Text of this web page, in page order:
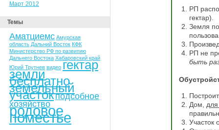
Март 2012
Темы
Аматциемс Амурская
область Дальний Восток КФК
Министерство РФ по развитию
Дальнего Востока Хабаровский край
Юрий Трутнев видео гектар
земли
бесплатно
земельный
участокподсобное
хозяйство
родовое
поместье
РП
гектар).
Земля
РП не
быть
Дом,
Участок